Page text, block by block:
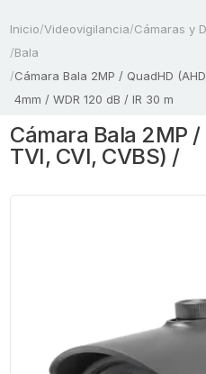
Inicio/Videovigilancia/Cámaras y
/Bala
/Cámara Bala 2MP / QuadHD
4mm / WDR 120 dB / IR 30 m
Cámara Bala 2MP
TVI, CVI, CVBS) /